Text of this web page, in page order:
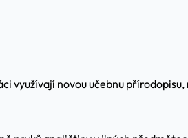
využívají novou učebnu